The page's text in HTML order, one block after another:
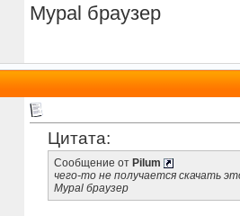
Mypal браузер
Цитата:
Сообщение от Pilum
чего-то не получается скачать
Mypal браузер